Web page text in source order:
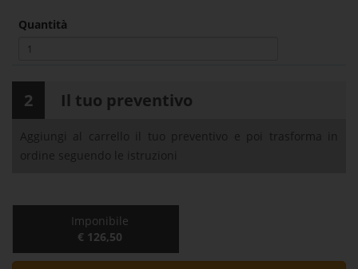
Quantità
2 Il tuo preventivo
Aggiungi al carrello il tuo preventivo e poi trasforma in
ordine seguendo le istruzioni
Imponibile
€ 126,50